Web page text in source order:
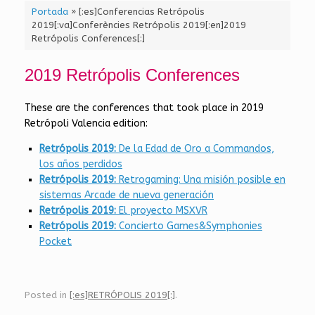
Portada» [:es]Conferencias Retrópolis
2019[:va]Conferències Retrópolis 2019[:en]2019
Retrópolis Conferences[:]
2019 Retrópolis Conferences
These are the conferences that took place in 2019
Retrópoli Valencia edition:
Retrópolis 2019: De la Edad de Oro a Commandos,
los años perdidos
Retrópolis 2019: Retrogaming: Una misión posible en
sistemas Arcade de nueva generación
Retrópolis 2019: El proyecto MSXVR
Retrópolis 2019: Concierto Games&Symphonies
Pocket
Posted in [:es]RETRÓPOLIS 2019[:] .